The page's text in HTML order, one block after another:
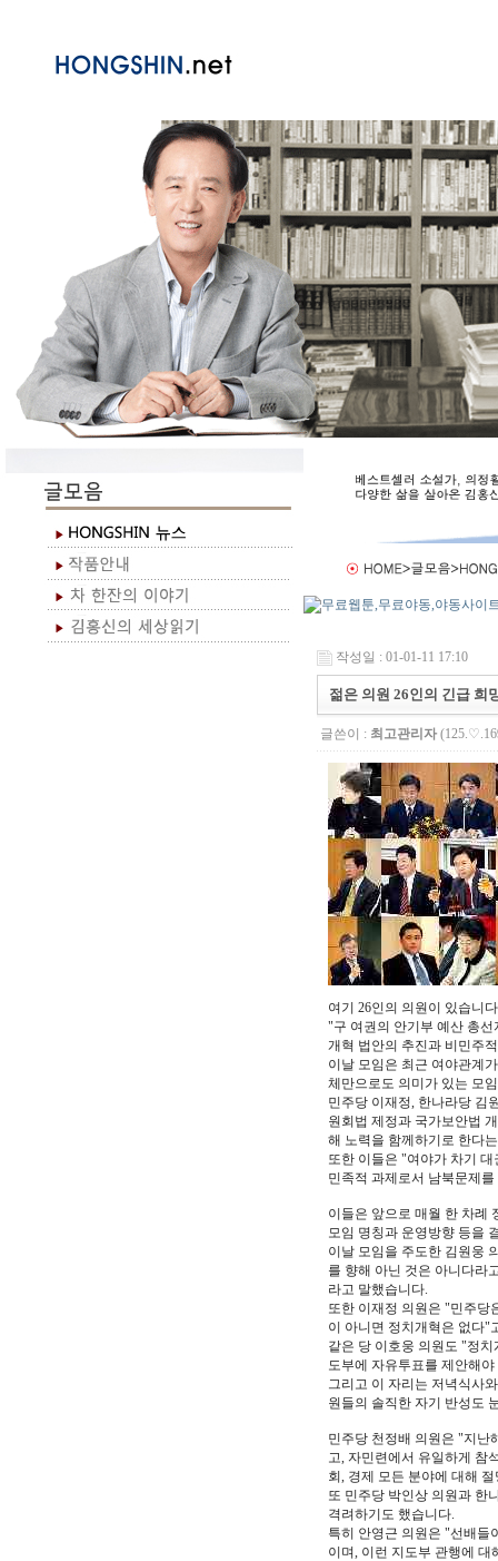
작성일 : 01-01-11 17:10
젊은 의원 26인의 긴급 희
글쓴이 : 최고관리자
여기 26인의 의원이 있습니
"구 여권의 안기부 예산 총
개혁 법안의 추진과 비민주
이날 모임은 최근 여야관계
체만으로도 의미가 있는 모
민주당 이재정, 한나라당 김
원회법 제정과 국가보안법
해 노력을 함께하기로 한다
또한 이들은 "여야가 차기
민족적 과제로서 남북문제
이들은 앞으로 매월 한 차례
모임 명칭과 운영방향 등을
이날 모임을 주도한 김원웅
를 향해 아닌 것은 아니다라
라고 말했습니다.
또한 이재정 의원은 "민주당
이 아니면 정치개혁은 없다"
같은 당 이호웅 의원도 "정
도부에 자유투표를 제안해
그리고 이 자리는 저녁식사
원들의 솔직한 자기 반성도
민주당 천정배 의원은 "지난
고, 자민련에서 유일하게 참
회, 경제 모든 분야에 대해
또 민주당 박인상 의원과 한
격려하기도 했습니다.
특히 안영근 의원은 "선배들
이며, 이런 지도부 관행에